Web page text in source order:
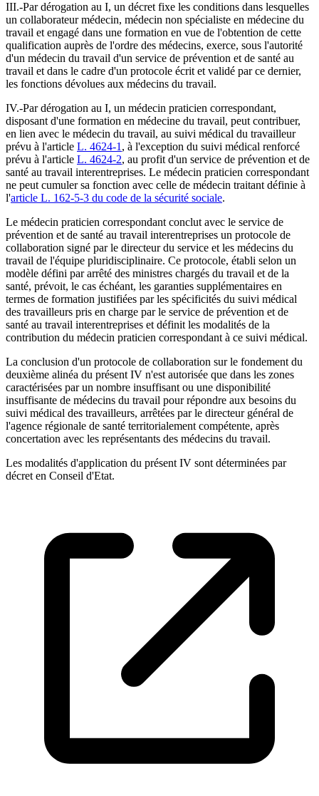
III.-Par dérogation au I, un décret fixe les conditions dans lesquelles
un collaborateur médecin, médecin non spécialiste en médecine du
travail et engagé dans une formation en vue de l'obtention de cette
qualification auprès de l'ordre des médecins, exerce, sous l'autorité
d'un médecin du travail d'un service de prévention et de santé au
travail et dans le cadre d'un protocole écrit et validé par ce dernier,
les fonctions dévolues aux médecins du travail.
IV.-Par dérogation au I, un médecin praticien correspondant,
disposant d'une formation en médecine du travail, peut contribuer,
en lien avec le médecin du travail, au suivi médical du travailleur
prévu à l'article L. 4624-1 , à l'exception du suivi médical renforcé
prévu à l'article L. 4624-2, au profit d'un service de prévention et de
santé au travail interentreprises. Le médecin praticien correspondant
ne peut cumuler sa fonction avec celle de médecin traitant définie à
l'article L. 162-5-3 du code de la sécurité sociale.
Le médecin praticien correspondant conclut avec le service de
prévention et de santé au travail interentreprises un protocole de
collaboration signé par le directeur du service et les médecins du
travail de l'équipe pluridisciplinaire. Ce protocole, établi selon un
modèle défini par arrêté des ministres chargés du travail et de la
santé, prévoit, le cas échéant, les garanties supplémentaires en
termes de formation justifiées par les spécificités du suivi médical
des travailleurs pris en charge par le service de prévention et de
santé au travail interentreprises et définit les modalités de la
contribution du médecin praticien correspondant à ce suivi médical.
La conclusion d'un protocole de collaboration sur le fondement du
deuxième alinéa du présent IV n'est autorisée que dans les zones
caractérisées par un nombre insuffisant ou une disponibilité
insuffisante de médecins du travail pour répondre aux besoins du
suivi médical des travailleurs, arrêtées par le directeur général de
l'agence régionale de santé territorialement compétente, après
concertation avec les représentants des médecins du travail.
Les modalités d'application du présent IV sont déterminées par
décret en Conseil d'Etat.